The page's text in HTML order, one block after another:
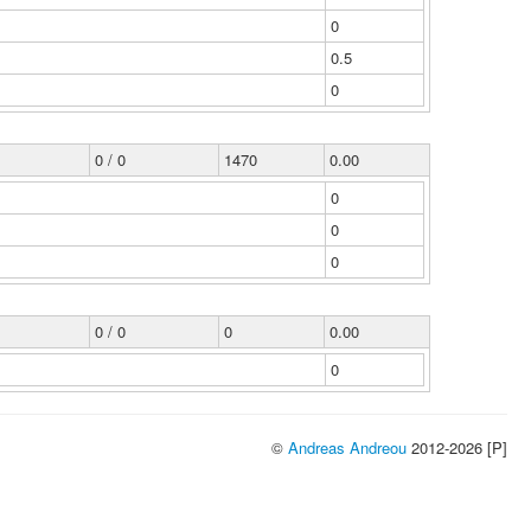
0
0.5
0
0 / 0 1470
0.00
0
0
0
0 / 0 0
0.00
0
© Andreas Andreou 2012-2026 [P]